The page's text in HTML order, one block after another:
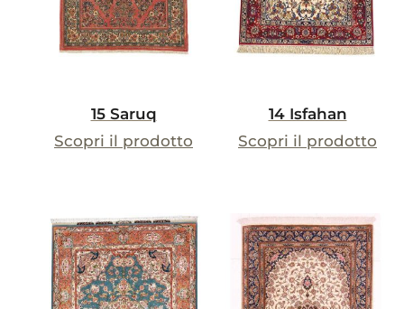
15 Saruq
Scopri il prodotto
14 Isfahan
Scopri il prodotto